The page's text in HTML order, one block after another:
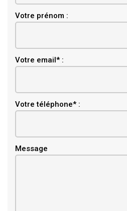
Votre prénom :
Votre email* :
Votre téléphone* :
Message